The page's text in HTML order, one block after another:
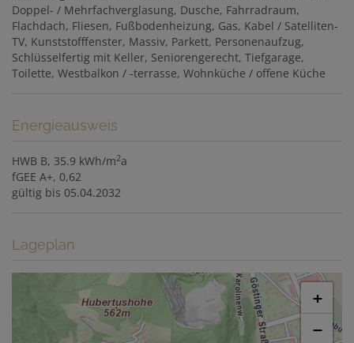
Doppel- / Mehrfachverglasung Dusche Fahrradraum
Flachdach Fliesen Fußbodenheizung Gas Kabel / Satelliten-
TV Kunststofffenster Massiv Parkett Personenaufzug
Schlüsselfertig mit Keller Seniorengerecht Tiefgarage
Toilette Westbalkon / -terrasse Wohnküche / offene Küche
Energieausweis
HWB B, 35.9 kWh/m2a
fGEE A+, 0,62
gültig bis 05.04.2032
Lageplan
+
−